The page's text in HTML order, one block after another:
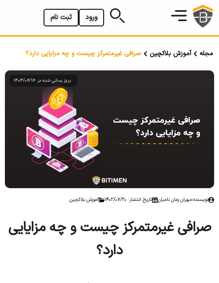
ثبت نام ورود
مجله آموزش بلاکچین صرافی غیرمتمرکز چیست و چه مزایایی دارد؟
بروز رسانی شده در: 1404/06/16
نویسنده:مهران زمان نامیان تاریخ انتشار: 1402/07/20 آموزش بلاکچین
صرافی غیرمتمرکز چیست و چه مزایایی
دارد؟